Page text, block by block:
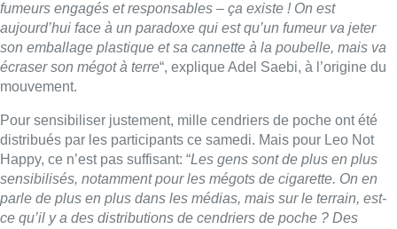
fumeurs engagés et responsables – ça existe ! On est
aujourd’hui face à un paradoxe qui est qu’un fumeur va jeter
son emballage plastique et sa cannette à la poubelle, mais va
écraser son mégot à terre“, explique Adel Saebi, à l’origine du
mouvement.
Pour sensibiliser justement, mille cendriers de poche ont été
distribués par les participants ce samedi. Mais pour Leo Not
Happy, ce n’est pas suffisant: “Les gens sont de plus en plus
sensibilisés, notamment pour les mégots de cigarette. On en
parle de plus en plus dans les médias, mais sur le terrain, est-
ce qu’il y a des distributions de cendriers de poche ? Des